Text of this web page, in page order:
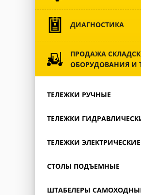
ДИАГНОСТИКА
ПРОДАЖА
ОБОРУДОВАНИЯ И
ТЕЛЕЖКИ РУЧНЫЕ
ТЕЛЕЖКИ
ТЕЛЕЖКИ ЭЛЕКТРИЧЕСКИЕ
СТОЛЫ ПОДЪЕМНЫЕ
ШТАБЕЛЕРЫ